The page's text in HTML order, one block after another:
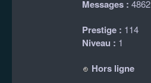
Messages : 4862
Prestige : 114
Niveau : 1
Hors ligne